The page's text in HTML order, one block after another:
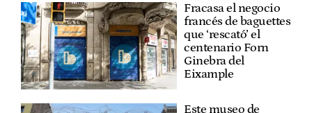
Fracasa el negocio
francés de baguettes
que ‘rescató’ el
centenario Forn
Ginebra del
Eixample
Este museo de